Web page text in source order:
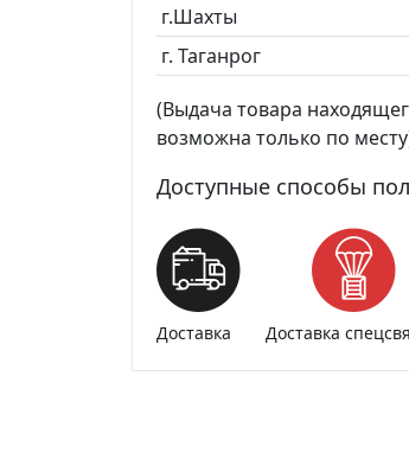
г.Шахты
г. Таганрог
(Выдача товара
возможна только по
Доступные способы
Доставка Доставка